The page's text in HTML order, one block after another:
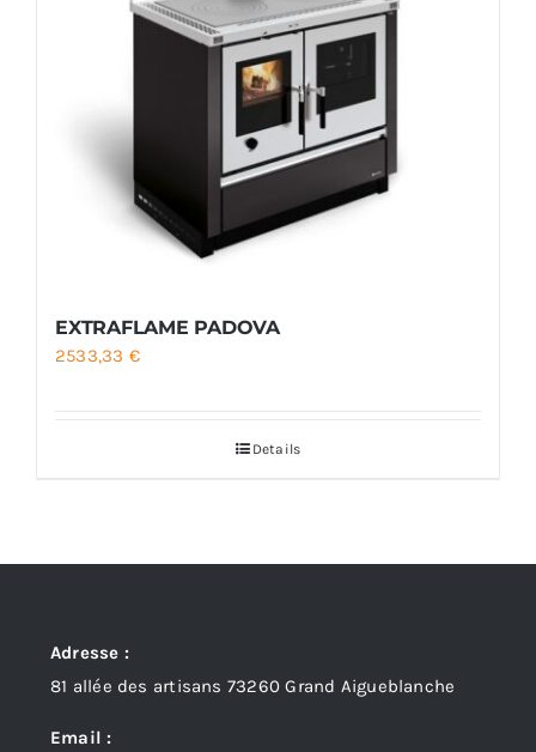
EXTRAFLAME PADOVA
2533,33 €
Details
Adresse :
81 allée des artisans 73260 Grand Aigueblanche
Email :